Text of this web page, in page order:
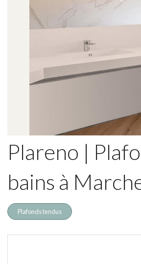
Plareno |
bains à
Plafonds tendus